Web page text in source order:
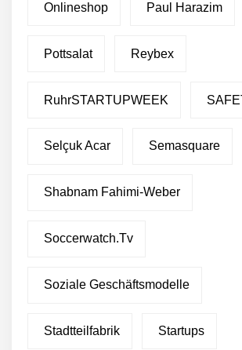
Onlineshop Paul Harazim
Pottsalat Reybex
RuhrSTARTUPWEEK
Selçuk Acar Semasquare
Shabnam Fahimi-Weber
Soccerwatch.tv
Soziale Geschäftsmodelle
Stadtteilfabrik Startups
Club stellt sich neu
Green Club
einsammeln
über 2 Millionen
Wachstumskapital